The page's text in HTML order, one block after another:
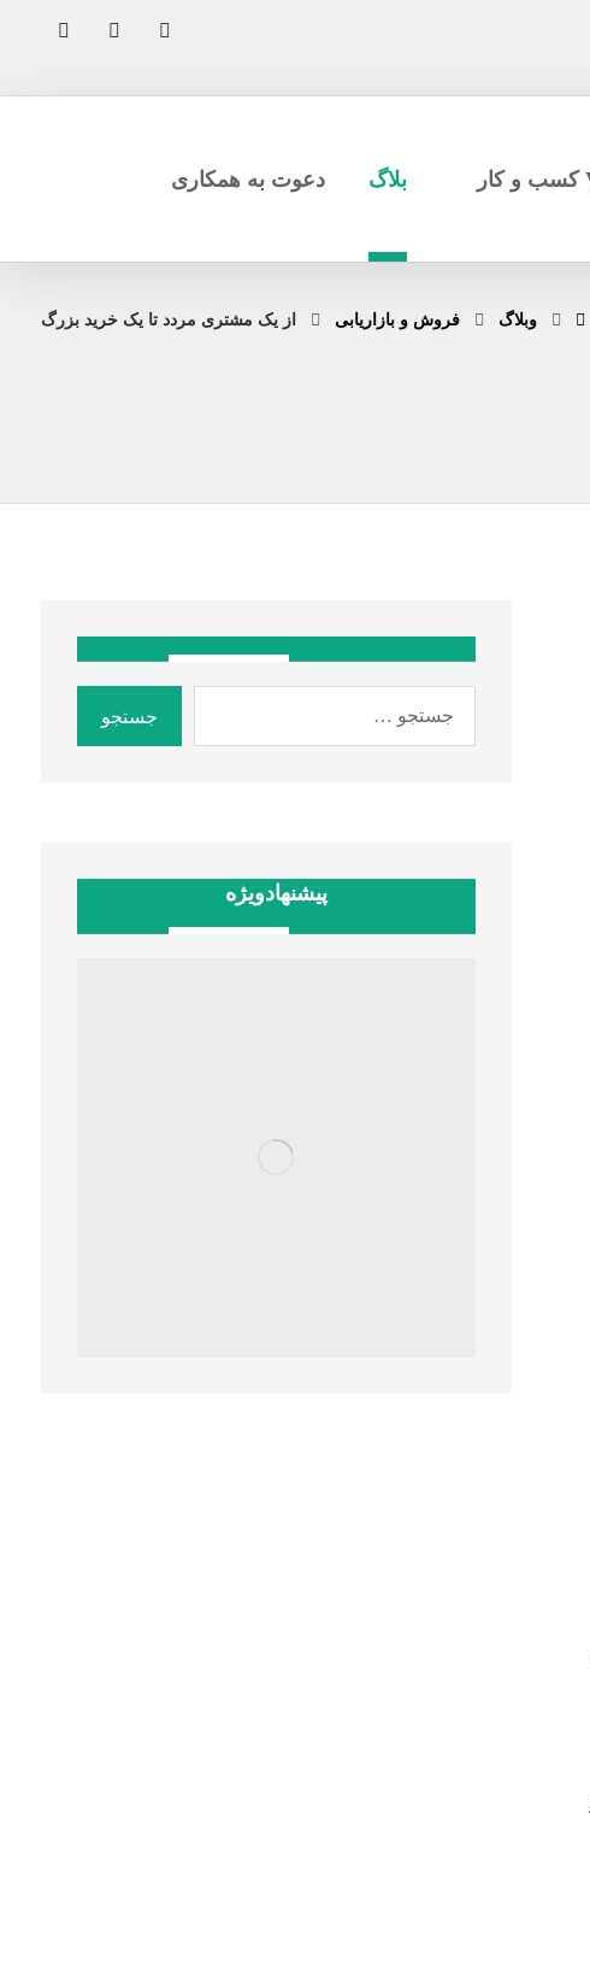
بلاگ دعوت به همکاری
وبلاگ فروش و بازاریابی از یک مشتری مردد تا یک خرید بزرگ
پیشنهادویژه